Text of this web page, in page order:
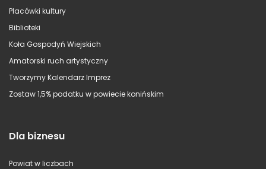
Placówki kultury
Biblioteki
Koła Gospodyń Wiejskich
Amatorski ruch artystyczny
Tworzymy Kalendarz Imprez
Zostaw 1,5% podatku w powiecie konińskim
Dla biznesu
Powiat w liczbach